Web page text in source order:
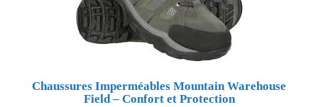
Chaussures Imperméables Mountain Warehouse
Field – Confort et Protection